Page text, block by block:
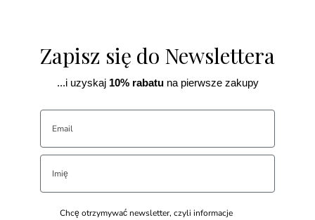
Zapisz się do Newslettera
...i uzyskaj10% rabatuna pierwsze zakupy
Chcę otrzymywać newsletter, czyli informacje